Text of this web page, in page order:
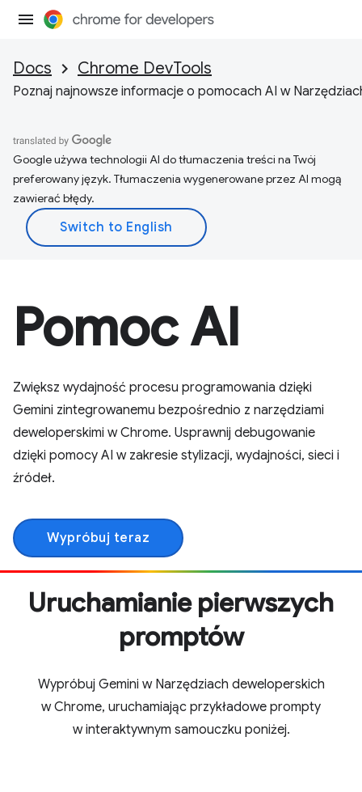
Docs Chrome DevTools
Poznaj najnowsze informacje o pomocach AI w
Google używa technologii AI do tłumaczenia treści na Twój
preferowany język. Tłumaczenia wygenerowane przez AI mogą
zawierać błędy.
Pomoc AI
Zwiększ wydajność procesu programowania dzięki
Gemini zintegrowanemu bezpośrednio z narzędziami
deweloperskimi w Chrome. Usprawnij debugowanie
dzięki pomocy AI w zakresie stylizacji, wydajności, sieci i
źródeł.
Wypróbuj teraz
Uruchamianie pierwszych
promptów
Wypróbuj Gemini w Narzędziach deweloperskich
w Chrome, uruchamiając przykładowe prompty
w interaktywnym samouczku poniżej.